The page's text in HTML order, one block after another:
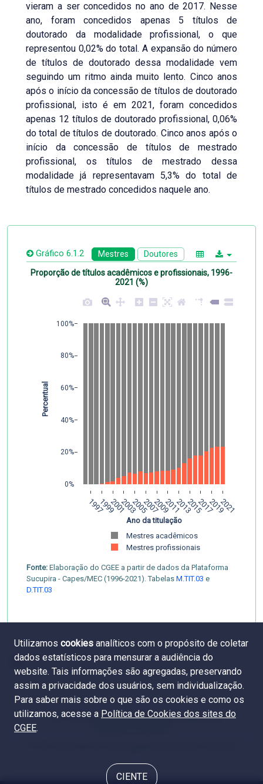
vieram a ser concedidos no ano de 2017. Nesse
ano, foram concedidos apenas 5 títulos de
doutorado da modalidade profissional, o que
representou 0,02% do total. A expansão do número
de títulos de doutorado dessa modalidade vem
seguindo um ritmo ainda muito lento. Cinco anos
após o início da concessão de títulos de doutorado
profissional, isto é em 2021, foram concedidos
apenas 12 títulos de doutorado profissional, 0,06%
do total de títulos de doutorado. Cinco anos após o
início da concessão de títulos de mestrado
profissional, os títulos de mestrado dessa
modalidade já representavam 5,3% do total de
títulos de mestrado concedidos naquele ano.
Gráfico 6.1.2 Mestres Doutores
Proporção de títulos acadêmicos e profissionais, 1996-
2021 (%)
1997199920012003200520072009201120132015201720192021
0%
20%
40%
60%
80%
100%
Mestres acadêmicos
Mestres profissionais
Ano da titulação
Percentual
Fonte: Elaboração do CGEE a partir de dados da Plataforma
Sucupira - Capes/MEC (1996-2021). Tabelas M.TIT.03 e
D.TIT.03
5.8 Diferença da remuneração das mulheres por
Utilizamos cookies analíticos com o propósito de coletar
dados estatísticos para mensurar a audiência do
website. Tais informações são agregadas, preservando
assim a privacidade dos usuários, sem individualização.
Para saber mais sobre o que são os cookies e como os
utilizamos, acesse a Política de Cookies dos sites do
CGEE.
CIENTE